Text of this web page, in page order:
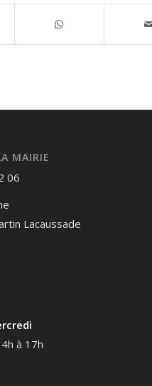
MAIRIE
06
Lacaussade
à 17h